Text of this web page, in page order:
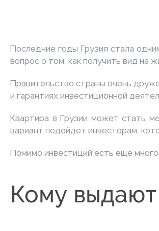
Последние годы Грузия стала
вопрос о том, как получить вид на
Правительство страны очень
и гарантиях инвестиционной
Квартира в Грузии может стать
вариант подойдет инвесторам,
Помимо инвестиций есть еще
Кому выдают